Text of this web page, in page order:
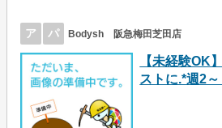
ア パ Bodysh 阪急梅田芝田店
【未経験OK
ストに.*週2